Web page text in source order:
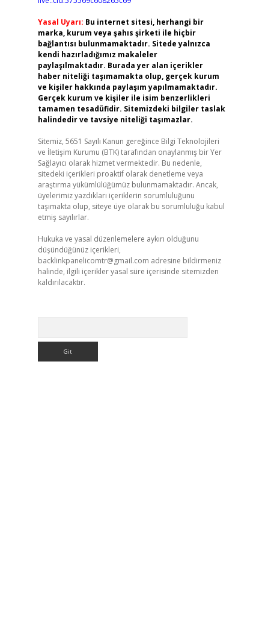
Yasal Uyarı: Bu internet sitesi, herhangi bir
marka, kurum veya şahıs şirketi ile hiçbir
bağlantısı bulunmamaktadır. Sitede yalnızca
kendi hazırladığımız makaleler
paylaşılmaktadır. Burada yer alan içerikler
haber niteliği taşımamakta olup, gerçek kurum
ve kişiler hakkında paylaşım yapılmamaktadır.
Gerçek kurum ve kişiler ile isim benzerlikleri
tamamen tesadüfidir. Sitemizdeki bilgiler taslak
halindedir ve tavsiye niteliği taşımazlar.
Sitemiz, 5651 Sayılı Kanun gereğince Bilgi Teknolojileri
ve İletişim Kurumu (BTK) tarafından onaylanmış bir Yer
Sağlayıcı olarak hizmet vermektedir. Bu nedenle,
sitedeki içerikleri proaktif olarak denetleme veya
araştırma yükümlülüğümüz bulunmamaktadır. Ancak,
üyelerimiz yazdıkları içeriklerin sorumluluğunu
taşımakta olup, siteye üye olarak bu sorumluluğu kabul
etmiş sayılırlar.
Hukuka ve yasal düzenlemelere aykırı olduğunu
düşündüğünüz içerikleri,
backlinkpanelicomtr@gmail.com adresine bildirmeniz
halinde, ilgili içerikler yasal süre içerisinde sitemizden
kaldırılacaktır.